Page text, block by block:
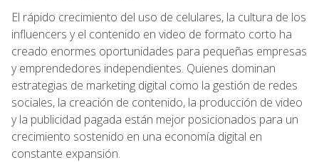
El rápido crecimiento del uso de celulares, la cultura de los
influencers y el contenido en video de formato corto ha
creado enormes oportunidades para pequeñas empresas
y emprendedores independientes. Quienes dominan
estrategias de marketing digital como la gestión de redes
sociales, la creación de contenido, la producción de video
y la publicidad pagada están mejor posicionados para un
crecimiento sostenido en una economía digital en
constante expansión.